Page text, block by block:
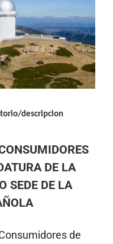
descripcion
DE LA
SEDE DE LA
de